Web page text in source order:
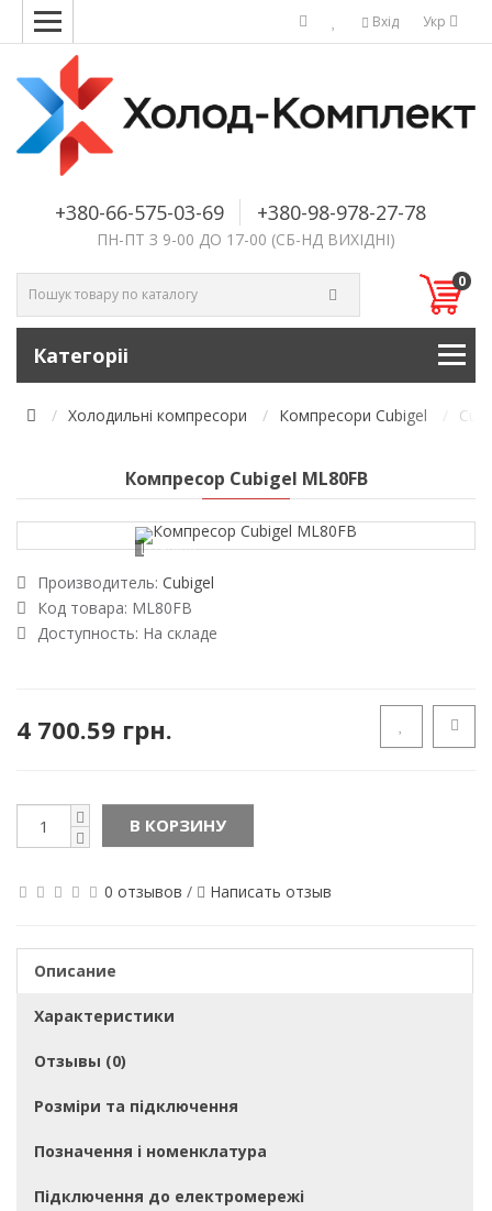
Укр
Вхід
+380-66-575-03-69 +380-98-978-27-78
ПН-ПТ З 9-00 ДО 17-00 (СБ-НД ВИХІДНІ)
0
Категоріі
Холодильні компресори Компресори Cubigel
Компресор Cubigel ML80FB
Loading...
Производитель: Cubigel
Код товара: ML80FB
Доступность: На складе
4 700.59 грн.
В КОРЗИНУ
0 отзывов / Написать отзыв
Описание
Характеристики
Отзывы (0)
Розміри та підключення
Позначення і номенклатура
Підключення до електромережі